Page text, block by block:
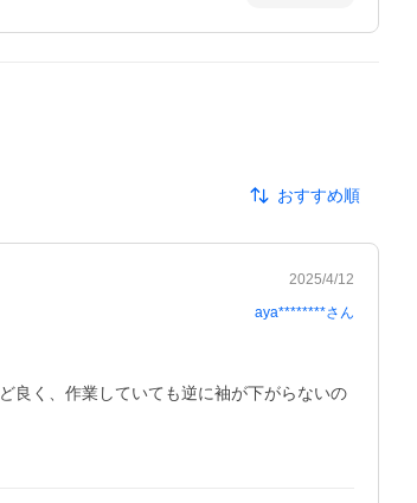
おすすめ順
2025/4/12
aya********さん
良く、作業していても逆に袖が下がらないの